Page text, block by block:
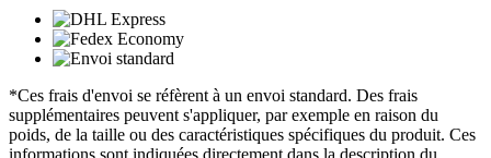
*Ces frais d'envoi se réfèrent à un envoi standard. Des frais
supplémentaires peuvent s'appliquer, par exemple en raison du
poids, de la taille ou des caractéristiques spécifiques du produit. Ces
informations sont indiquées directement dans la description du